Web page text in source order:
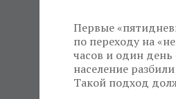
Первые
по переходу на
часов и один день
население
Такой подход